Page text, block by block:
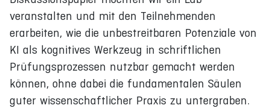
veranstalten und mit den Teilnehmenden
erarbeiten, wie die unbestreitbaren Potenziale von
KI als kognitives Werkzeug in schriftlichen
Prüfungsprozessen nutzbar gemacht werden
können, ohne dabei die fundamentalen Säulen
guter wissenschaftlicher Praxis zu untergraben.